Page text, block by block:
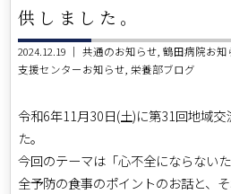
供しました。
2024.12.19 ｜共通のお知らせ 鶴田病院お知
支援センターお知らせ 栄養部ブログ
令和6年11月30日(土)に第31回地域交
た。
今回のテーマは「心不全にならない
全予防の食事のポイントのお話と、